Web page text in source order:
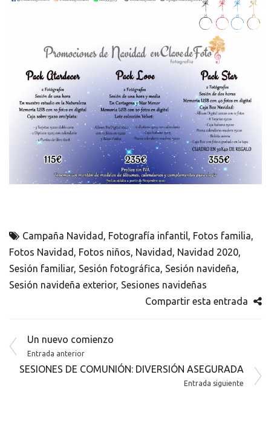
Campaña Navidad , Fotografía infantil, Fotos familia,
Fotos Navidad , Fotos niños, Navidad , Navidad 2020,
Sesión familiar, Sesión fotográfica, Sesión navideña,
Sesión navideña exterior, Sesiones navideñas
Compartir esta entrada
Navegación
de
entradas
Un nuevo comienzo
Entrada anterior
SESIONES DE COMUNIÓN: DIVERSIÓN ASEGURADA
Entrada siguiente